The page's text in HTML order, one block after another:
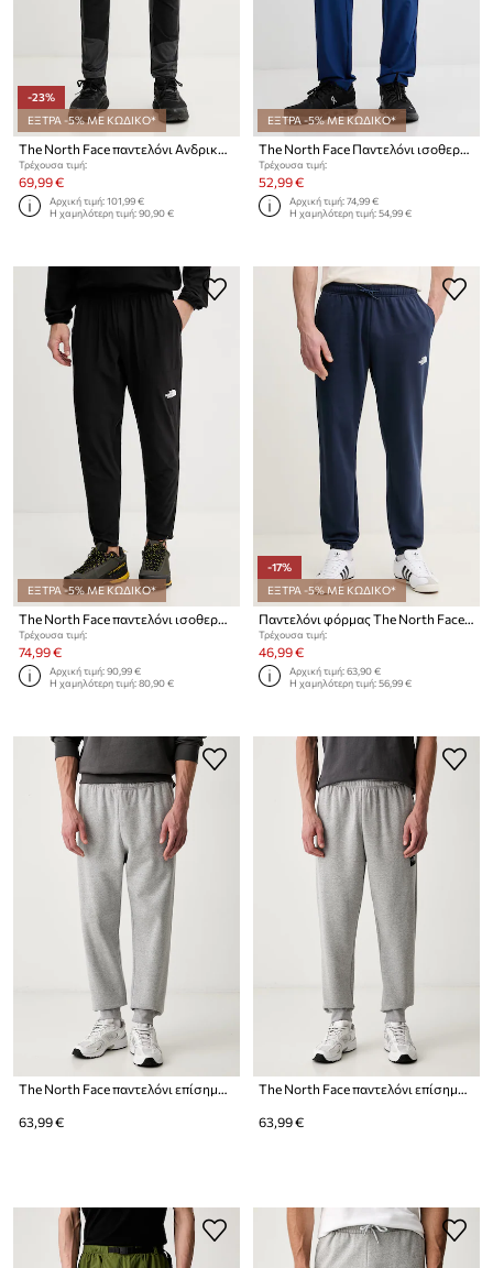
-23%
ΕΞΤΡΑ -5% ΜΕ ΚΩΔΙΚΟ*
Τρέχουσα τιμή:
69,99 €
Αρχική τιμή:101,99 €
Η χαμηλότερη τιμή:90,90 €
ΕΞΤΡΑ -5% ΜΕ ΚΩΔΙΚΟ*
Τρέχουσα τιμή:
52,99 €
Αρχική τιμή:74,99 €
Η χαμηλότερη τιμή:54,99 €
ΕΞΤΡΑ -5% ΜΕ ΚΩΔΙΚΟ*
The North Face παντελόνι ισοθερμικό ανδρικό SUNRISER
Τρέχουσα τιμή:
74,99 €
Αρχική τιμή:90,99 €
Η χαμηλότερη τιμή:80,90 €
-17%
ΕΞΤΡΑ -5% ΜΕ ΚΩΔΙΚΟ*
Παντελόνι φόρμας The North Face Simple Dome
Τρέχουσα τιμή:
46,99 €
Αρχική τιμή:63,90 €
Η χαμηλότερη τιμή:56,99 €
The North Face παντελόνι επίσημο ανδρικό με βαμβάκι Evolution
63,99 €
The North Face παντελόνι επίσημο ανδρικό με βαμβάκι
63,99 €